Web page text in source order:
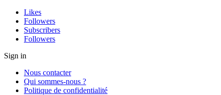
Likes
Followers
Subscribers
Followers
Sign in
Nous contacter
Qui sommes-nous ?
Politique de confidentialité